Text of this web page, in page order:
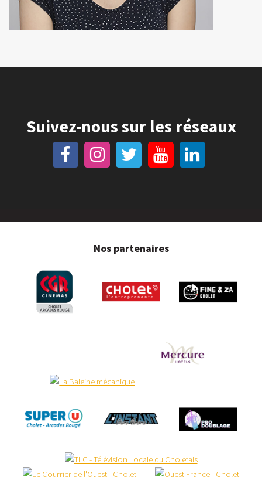
Suivez-nous sur les réseaux
Nos partenaires